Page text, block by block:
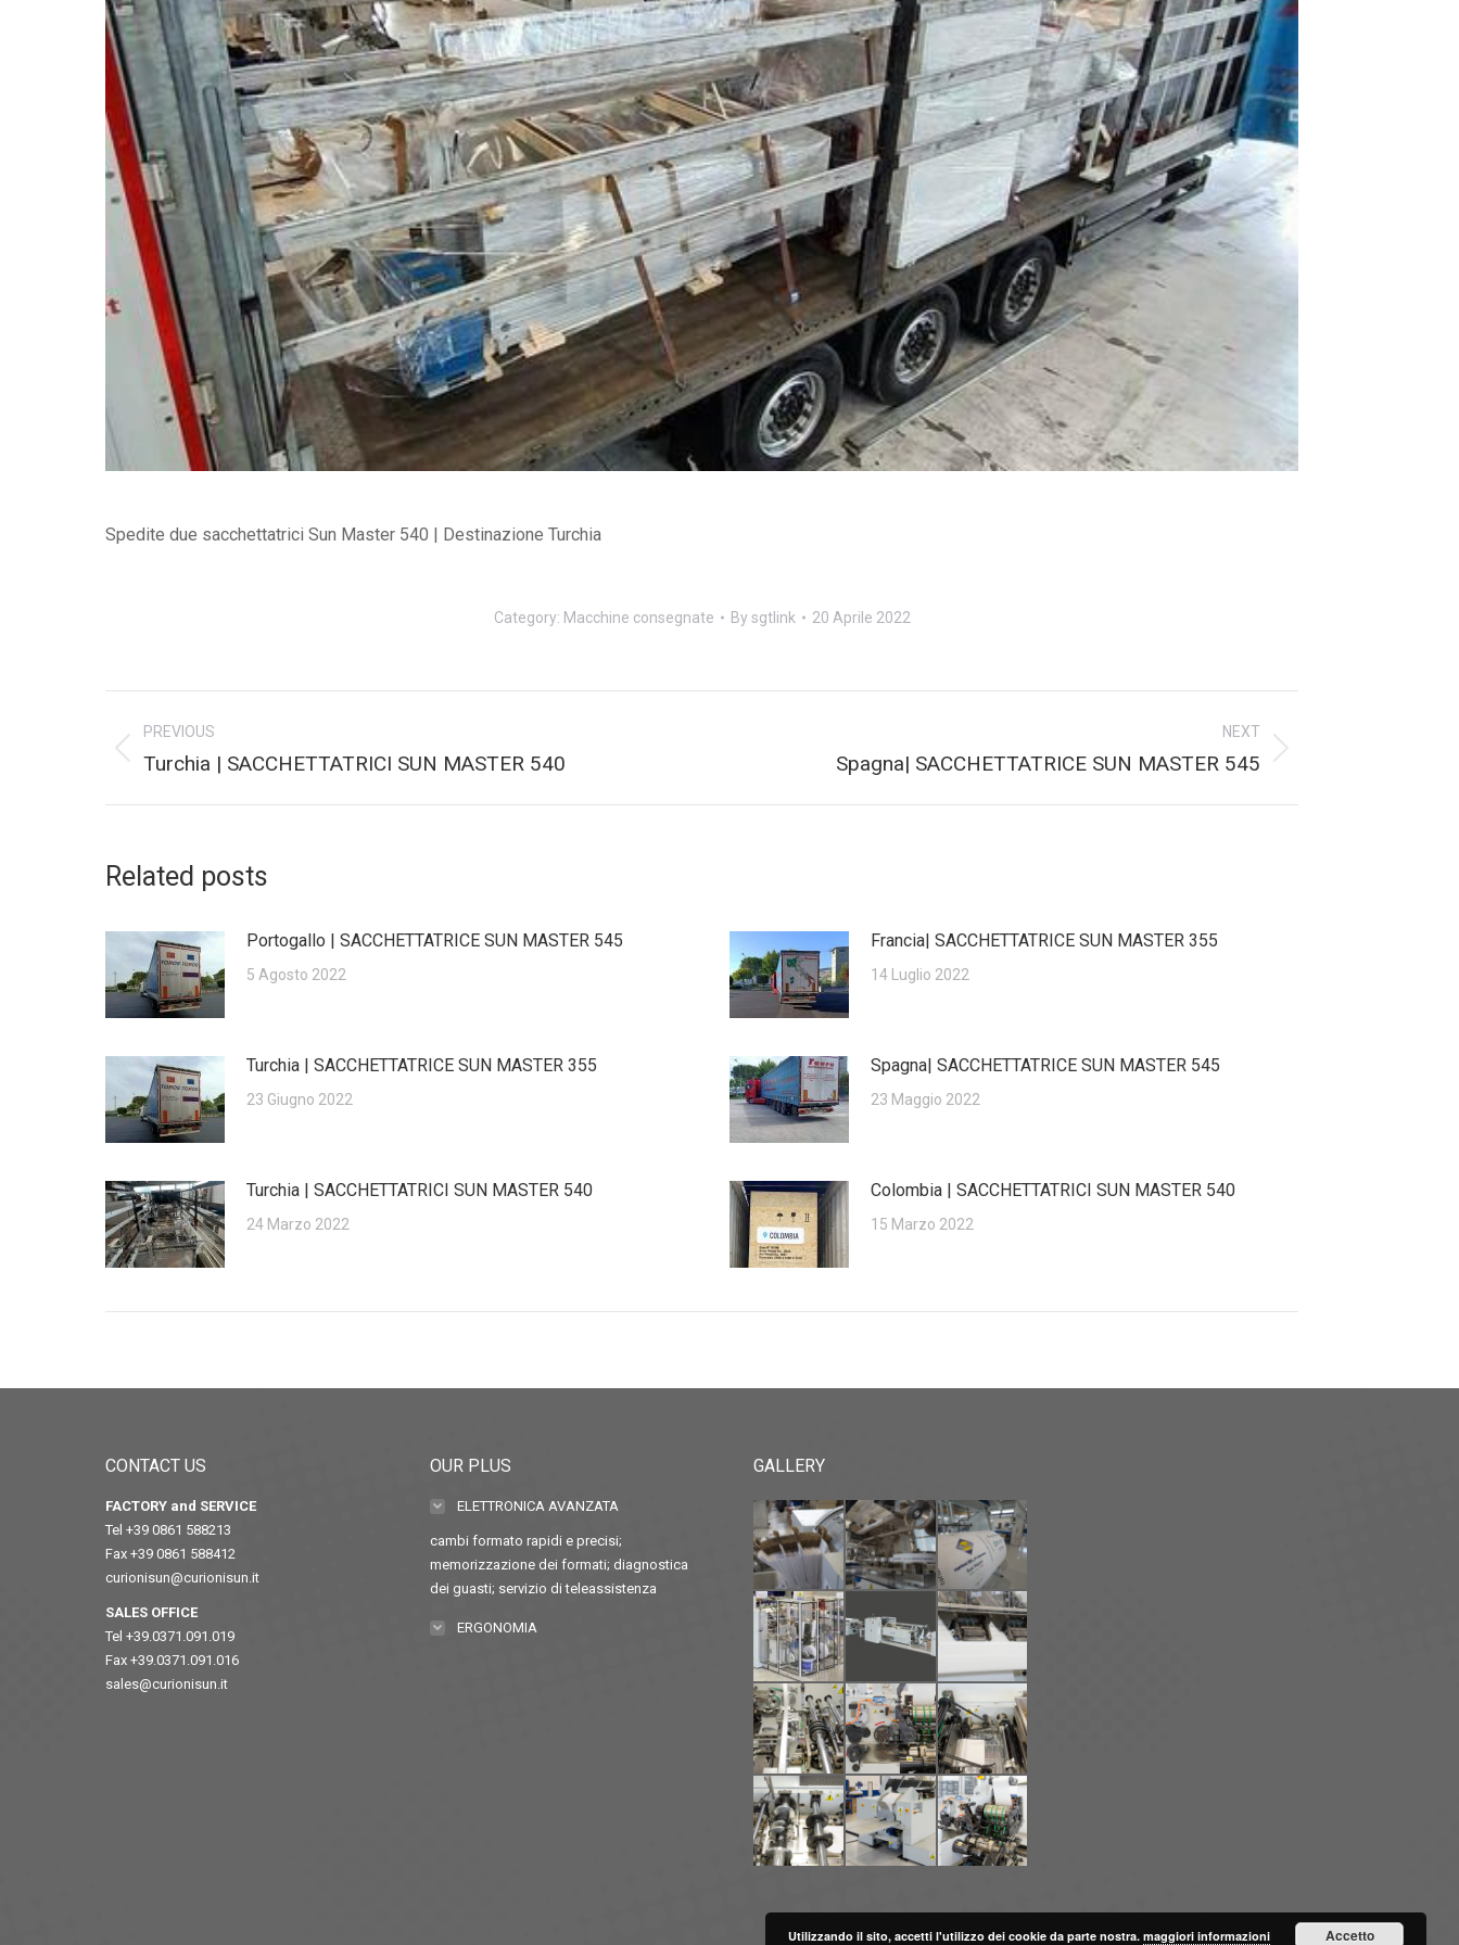
Spedite due sacchettatrici Sun Master 540 | Destinazione Turchia
Category: Macchine consegnate By sgtlink 20 Aprile 2022
navigation
PREVIOUS
Previous
Turchia | SACCHETTATRICI SUN MASTER 540
NEXT
Spagna| SACCHETTATRICE SUN MASTER 545
Related posts
Portogallo | SACCHETTATRICE SUN MASTER 545
5 Agosto 2022
Francia| SACCHETTATRICE SUN MASTER 355
14 Luglio 2022
Turchia | SACCHETTATRICE SUN MASTER 355
23 Giugno 2022
Spagna| SACCHETTATRICE SUN MASTER 545
23 Maggio 2022
Turchia | SACCHETTATRICI SUN MASTER 540
24 Marzo 2022
Colombia | SACCHETTATRICI SUN MASTER 540
15 Marzo 2022
CONTACT US
FACTORY and SERVICE
Tel +39 0861 588213
Fax +39 0861 588412
curionisun@curionisun.it
SALES OFFICE
Tel +39.0371.091.019
Fax +39.0371.091.016
sales@curionisun.it
OUR PLUS
ELETTRONICA AVANZATA
cambi formato rapidi e precisi;
memorizzazione dei formati; diagnostica
dei guasti; servizio di teleassistenza
ERGONOMIA
GALLERY
Utilizzando il sito, accetti l'utilizzo dei cookie da parte nostra. maggiori informazioni Accetto